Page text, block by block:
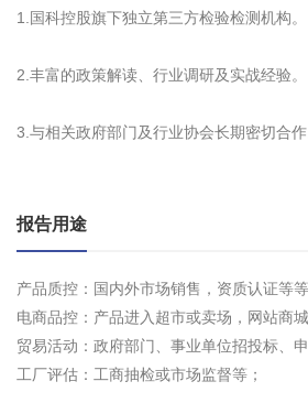
1.国科控股旗下独立第三方检验检测机构。
2.丰富的政策解读、行业调研及实战经验。
3.与相关政府部门及行业协会长期密切合作
报告用途
产品质控：国内外市场销售，资质认证等等
电商品控：产品进入超市或卖场，网站商城
贸易活动：政府部门、事业单位招投标、
工厂评估：工商抽检或市场监督等；